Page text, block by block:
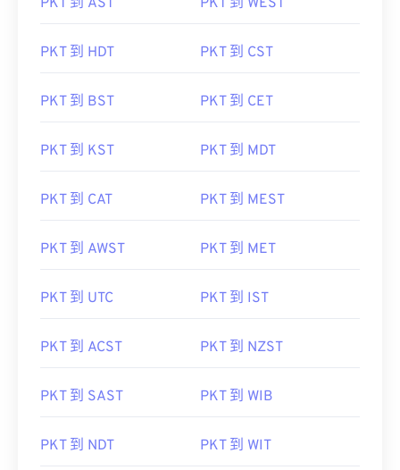
PKT 到 AST PKT 到 WEST
PKT 到 HDT PKT 到 CST
PKT 到 BST PKT 到 CET
PKT 到 KST PKT 到 MDT
PKT 到 CAT PKT 到 MEST
PKT 到 AWST PKT 到 MET
PKT 到 UTC PKT 到 IST
PKT 到 ACST PKT 到 NZST
PKT 到 SAST PKT 到 WIB
PKT 到 NDT PKT 到 WIT